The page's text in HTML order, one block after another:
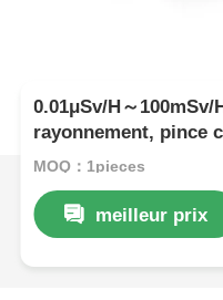
0.01μSv/H～
rayonnement, pince
rayonnement
MOQ：1pieces
meilleur prix